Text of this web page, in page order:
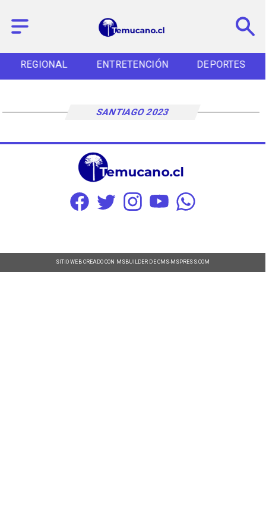
REGIONAL ENTRETENCIÓN DEPORTES
SANTIAGO 2023
SITIO WEB CREADO CON MSBUILDER DE CMS-MSPRESS.COM